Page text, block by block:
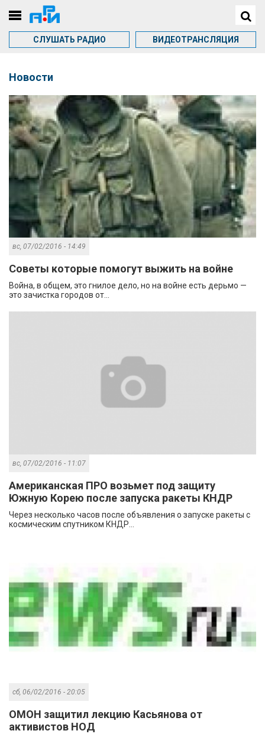
СЛУШАТЬ РАДИО ВИДЕОТРАНСЛЯЦИЯ
Новости
вс, 07/02/2016 - 14:49
Советы которые помогут выжить на войне
Война, в общем, это гнилое дело, но на войне есть дерьмо —
это зачистка городов от...
вс, 07/02/2016 - 11:07
Американская ПРО возьмет под защиту
Южную Корею после запуска ракеты КНДР
Через несколько часов после объявления о запуске ракеты с
космическим спутником КНДР...
сб, 06/02/2016 - 20:05
ОМОН защитил лекцию Касьянова от
активистов НОД